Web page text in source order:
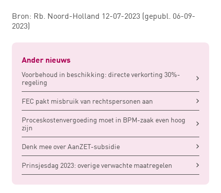
Bron: Rb. Noord-Holland 12-07-2023 (gepubl. 06-09-
2023)
Ander nieuws
Voorbehoud in beschikking: directe verkorting 30%-
regeling
FEC pakt misbruik van rechtspersonen aan
Proceskostenvergoeding moet in BPM-zaak even hoog
zijn
Denk mee over AanZET-subsidie
Prinsjesdag 2023: overige verwachte maatregelen